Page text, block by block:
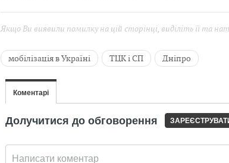
Якщо Ви виявили помилку на цій сторінці, виділіть її та
мобілізація в Україні ТЦК і СП Дніпро